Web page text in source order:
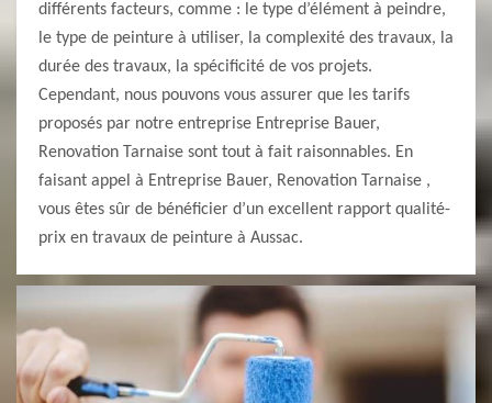
différents facteurs, comme : le type d’élément à peindre,
le type de peinture à utiliser, la complexité des travaux, la
durée des travaux, la spécificité de vos projets.
Cependant, nous pouvons vous assurer que les tarifs
proposés par notre entreprise Entreprise Bauer,
Renovation Tarnaise sont tout à fait raisonnables. En
faisant appel à Entreprise Bauer, Renovation Tarnaise ,
vous êtes sûr de bénéficier d’un excellent rapport qualité-
prix en travaux de peinture à Aussac.